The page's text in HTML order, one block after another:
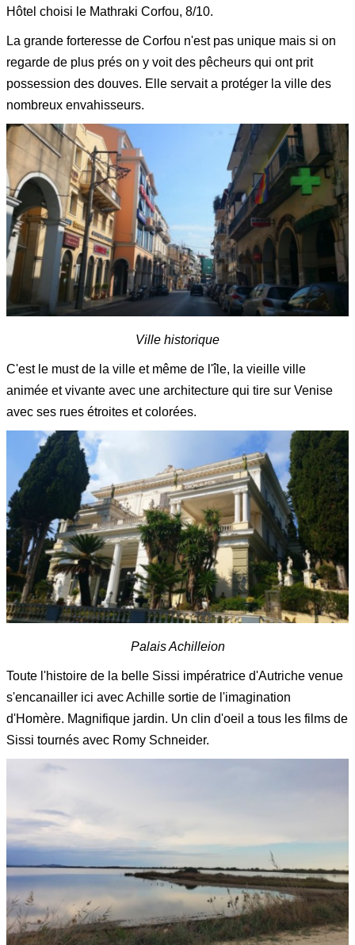
Hôtel choisi le Mathraki Corfou, 8/10.
La grande forteresse de Corfou n'est pas unique mais si on
regarde de plus prés on y voit des pêcheurs qui ont prit
possession des douves. Elle servait a protéger la ville des
nombreux envahisseurs.
Ville historique
C'est le must de la ville et même de l'île, la vieille ville
animée et vivante avec une architecture qui tire sur Venise
avec ses rues étroites et colorées.
Palais Achilleion
Toute l'histoire de la belle Sissi impératrice d'Autriche venue
s'encanailler ici avec Achille sortie de l'imagination
d'Homère. Magnifique jardin. Un clin d'oeil a tous les films de
Sissi tournés avec Romy Schneider.